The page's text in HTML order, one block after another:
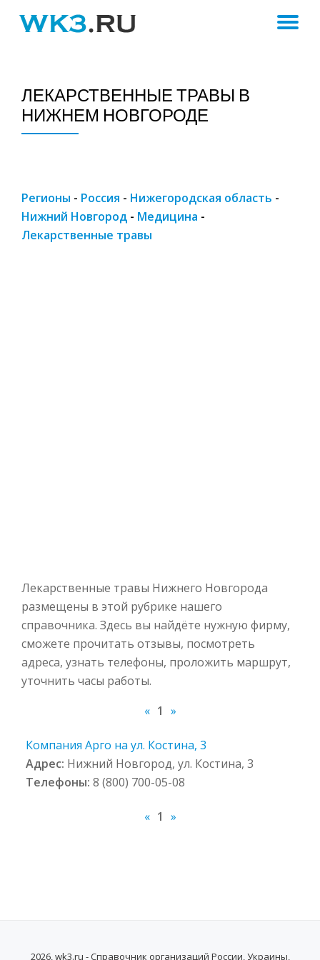
ЛЕКАРСТВЕННЫЕ ТРАВЫ В
НИЖНЕМ НОВГОРОДЕ
Регионы - Россия - Нижегородская область -
Нижний Новгород - Медицина -
Лекарственные травы
Лекарственные травы Нижнего Новгорода
размещены в этой рубрике нашего
справочника. Здесь вы найдёте нужную фирму,
сможете прочитать отзывы, посмотреть
адреса, узнать телефоны, проложить маршрут,
уточнить часы работы.
« 1 »
Компания Арго на ул. Костина, 3
Адрес: Нижний Новгород, ул. Костина, 3
Телефоны:8 (800) 700-05-08
« 1 »
2026, wk3.ru - Справочник организаций России, Украины,